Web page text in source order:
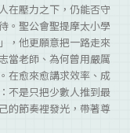
在壓力之下，仍能否守
。聖公會聖提摩太小學
，他更願意把一路走來
當老師、為何曾用嚴厲
在愈來愈講求效率、成
不是只把少數人推到最
的節奏裡發光，帶著尊